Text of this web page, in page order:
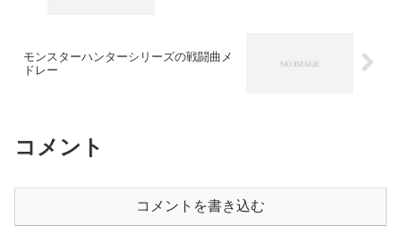
モンスターハンターシリーズの戦闘曲メ
ドレー
コメント
コメントを書き込む